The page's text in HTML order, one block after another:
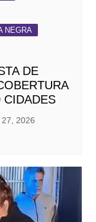
NEGRA
DE
CIDADES
2026